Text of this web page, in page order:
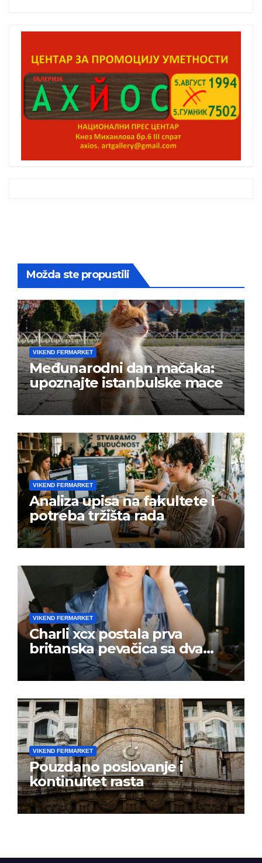
Možda ste propustili
VIKEND FERMARKET
Međunarodni dan mačaka:
upoznajte istanbulske mace
VIKEND FERMARKET
Analiza upisa na fakultete i
potreba tržišta rada
VIKEND FERMARKET
Charli xcx postala prva
britanska pevačica sa dva
albuma na prvom mestu u
istoj kalendarskoj godini
VIKEND FERMARKET
Pouzdano poslovanje i
kontinuitet rasta